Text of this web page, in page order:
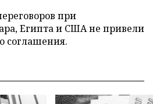
при
Египта и США не привели
соглашения.